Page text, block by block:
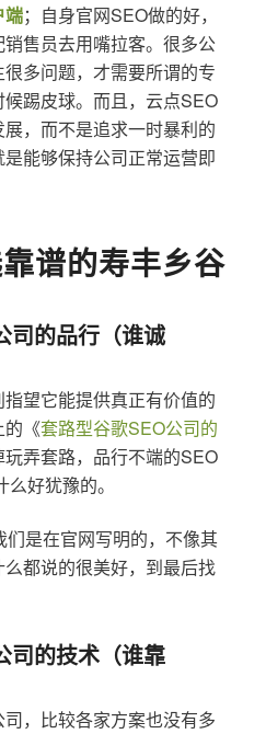
端；自身官网SEO做的好，
售员去用嘴拉客。很多公
多问题，才需要所谓的专
踢皮球。而且，云点SEO
，而不是追求一时暴利的
能够保持公司正常运营即
谱的寿丰乡谷
司的品行（谁诚
望它能提供真正有价值的
的《套路型谷歌SEO公司的
弄套路，品行不端的SEO
好犹豫的。
是在官网写明的，不像其
都说的很美好，到最后找
司的技术（谁靠
，比较各家方案也没有多